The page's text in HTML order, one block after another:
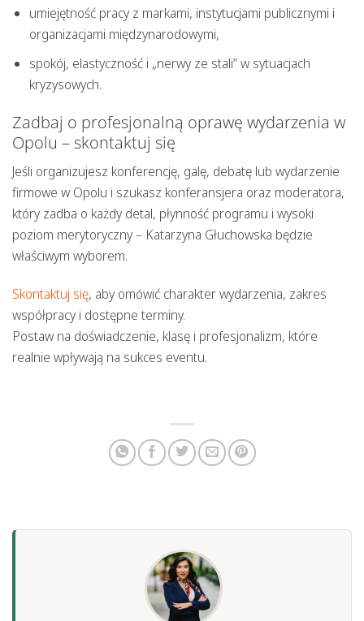
umiejętność pracy z markami, instytucjami publicznymi i
organizacjami międzynarodowymi,
spokój, elastyczność i „nerwy ze stali” w sytuacjach
kryzysowych.
Zadbaj o profesjonalną oprawę wydarzenia w
Opolu – skontaktuj się
Jeśli organizujesz konferencję, galę, debatę lub wydarzenie
firmowe w Opolu i szukasz konferansjera oraz moderatora,
który zadba o każdy detal, płynność programu i wysoki
poziom merytoryczny – Katarzyna Głuchowska będzie
właściwym wyborem.
Skontaktuj się, aby omówić charakter wydarzenia, zakres
współpracy i dostępne terminy.
Postaw na doświadczenie, klasę i profesjonalizm, które
realnie wpływają na sukces eventu.